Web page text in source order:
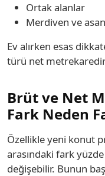
Ortak alanlar
Merdiven ve
Ev alırken esas
türü net
Brüt ve Net
Fark Neden
Özellikle yeni konut
arasındaki fark
değişebilir. Bunun